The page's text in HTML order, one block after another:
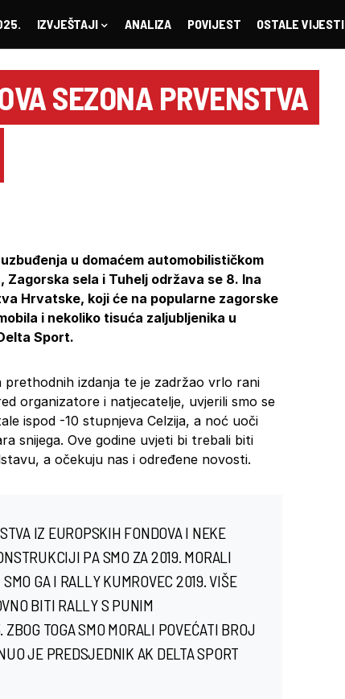
IZVJEŠTAJI ANALIZA POVIJEST OSTALE VIJESTI
SEZONA PRVENSTVA
u domaćem automobilističkom
sela i Tuhelj održava se 8. Ina
Hrvatske, koji će na popularne zagorske
i nekoliko tisuća zaljubljenika u
Sport.
izdanja te je zadržao vrlo rani
organizatore i natjecatelje, uvjerili smo se
ispod -10 stupnjeva Celzija, a noć uoči
snijega. Ove godine uvjeti bi trebali biti
a očekuju nas i određene novosti.
IZ EUROPSKIH FONDOVA I NEKE
PA SMO ZA 2019. MORALI
GA I RALLY KUMROVEC 2019. VIŠE
BITI RALLY S PUNIM
TOGA SMO MORALI POVEĆATI BROJ
JE PREDSJEDNIK AK DELTA SPORT